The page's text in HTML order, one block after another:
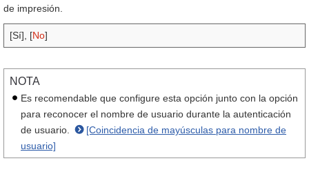
de impresión.
[Sí], [No]
NOTA
Es recomendable que configure esta opción junto con la opción
para reconocer el nombre de usuario durante la autenticación
de usuario.
[Coincidencia de mayúsculas para nombre de
usuario]